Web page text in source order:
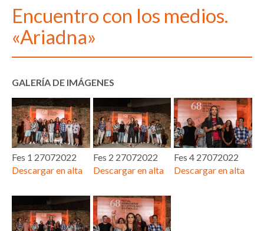
Encuentro con los medios.
«Ariadna»
GALERÍA DE IMÁGENES
Fes 1 27072022
Descargar en alta
Fes 2 27072022
Descargar en alta
Fes 4 27072022
Descargar en alta